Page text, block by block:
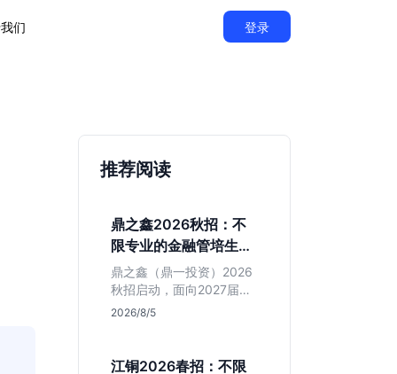
们 登录
推荐阅读
鼎之鑫2026秋招：不
限专业的金融管培生值
得投吗？
鼎之鑫（鼎一投资）2026
秋招启动，面向2027届推
出不限专业管培生。本文
槛，帮你判断是否值得投
2026/8/5
江铜2026春招：不限